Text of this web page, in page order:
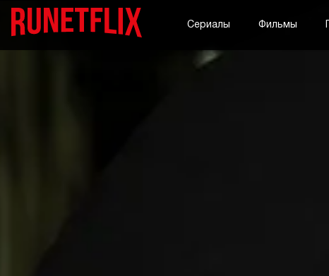
Сериалы Фильмы